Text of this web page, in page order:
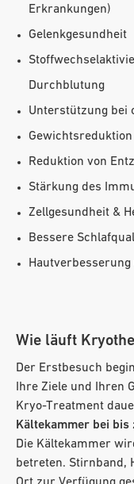
Erkrankungen)
Gelenkgesundheit
Durchblutung
Unterstützung bei
Gewichtsreduktion
Reduktion von
Stärkung des
Zellgesundheit &
Bessere
Wie läuft
Der Erstbesuch
Ihre Ziele und Ihren
Kryo-Treatment
Kältekammer bei
Die Kältekammer
betreten. Stirnband,